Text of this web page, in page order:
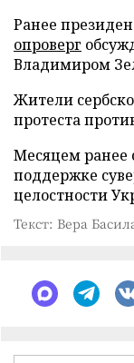
Ранее
опроверг
Владимиром
Жители
протеста
Месяцем ранее
поддержке
целостности
Текст: Вера